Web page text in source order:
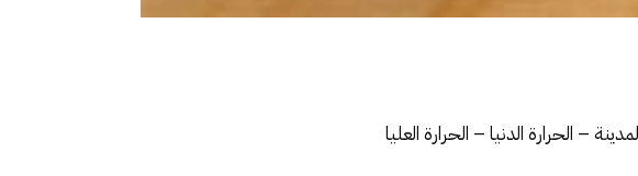
– الحرارة الدنيا – الحرارة العليا